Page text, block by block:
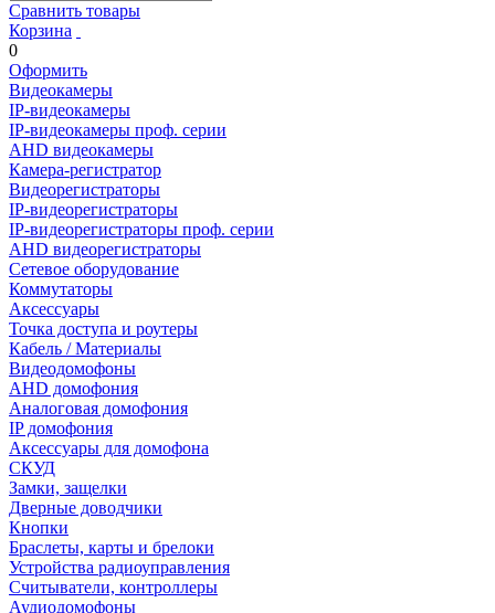
Сравнить товары
Корзина
0
Оформить
Видеокамеры
IP-видеокамеры
IP-видеокамеры проф. серии
AHD видеокамеры
Камера-регистратор
Видеорегистраторы
IP-видеорегистраторы
IP-видеорегистраторы проф. серии
AHD видеорегистраторы
Сетевое оборудование
Коммутаторы
Аксессуары
Точка доступа и роутеры
Кабель / Материалы
Видеодомофоны
AHD домофония
Аналоговая домофония
IP домофония
Аксессуары для домофона
СКУД
Замки, защелки
Дверные доводчики
Кнопки
Браслеты, карты и брелоки
Устройства радиоуправления
Считыватели, контроллеры
Аудиодомофоны